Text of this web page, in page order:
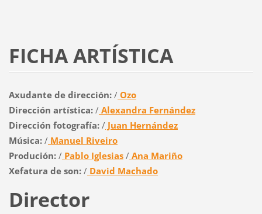
FICHA ARTÍSTICA
Axudante de dirección: /Ozo
Dirección artística: /Alexandra Fernández
Dirección fotografía: /Juan Hernández
Música: /Manuel Riveiro
Produción: /Pablo Iglesias/Ana Mariño
Xefatura de son: /David Machado
Director